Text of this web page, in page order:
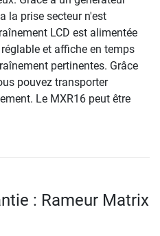
la prise secteur n'est
LCD est alimentée
et affiche en temps
pertinentes. Grâce
pouvez transporter
Le MXR16 peut être
: Rameur Matrix